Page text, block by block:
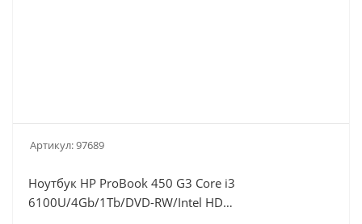
Артикул:97689
Ноутбук HP ProBook 450 G3 Core i3
6100U/4Gb/1Tb/DVD-RW/Intel HD